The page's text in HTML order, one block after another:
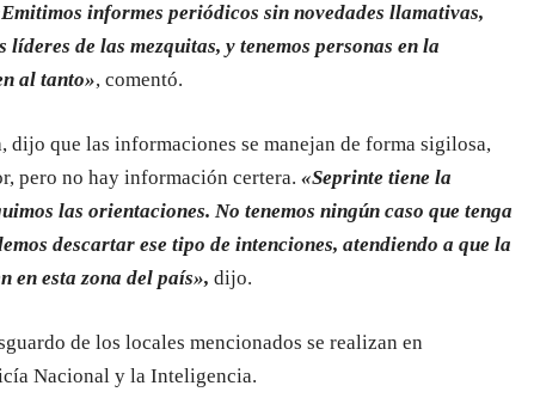
informes periódicos sin novedades llamativas,
de las mezquitas, y tenemos personas en la
al tanto», comentó.
dijo que las informaciones se manejan de forma sigilosa,
pero no hay información certera. «Seprinte tiene la
las orientaciones. No tenemos ningún caso que tenga
descartar ese tipo de intenciones, atendiendo a que la
en esta zona del país», dijo.
de los locales mencionados se realizan en
Nacional y la Inteligencia.